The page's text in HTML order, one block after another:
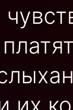
их